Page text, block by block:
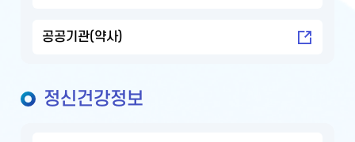
공공기관(약사)
정신건강정보